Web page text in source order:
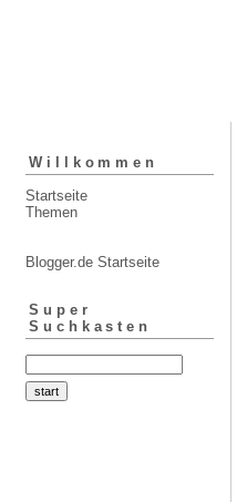
Willkommen
Startseite
Themen
Blogger.de Startseite
Super
Suchkasten